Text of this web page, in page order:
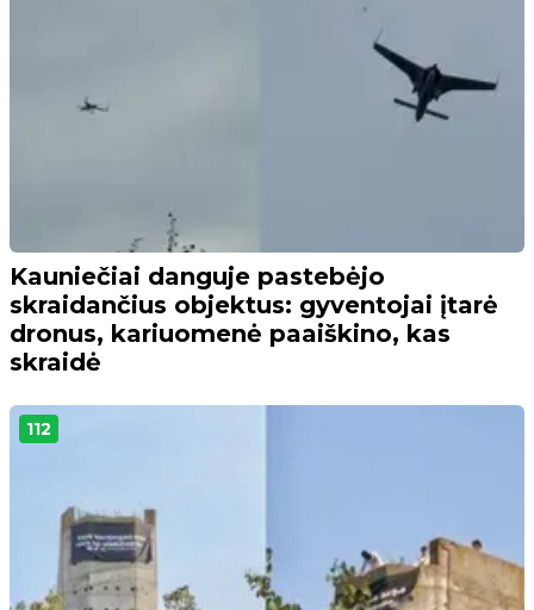
Kauniečiai danguje pastebėjo
skraidančius objektus: gyventojai įtarė
dronus, kariuomenė paaiškino, kas
skraidė
112